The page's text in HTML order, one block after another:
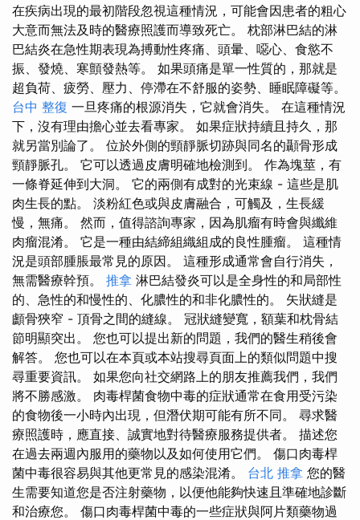
在疾病出現的最初階段忽視這種情況，可能會因患者的粗心
大意而無法及時的醫療照護而導致死亡。 枕部淋巴結的淋
巴結炎在急性期表現為搏動性疼痛、頭暈、噁心、食慾不
振、發燒、寒顫發熱等。 如果頭痛是單一性質的，那就是
超負荷、疲勞、壓力、停滯在不舒服的姿勢、睡眠障礙等。
台中 整復 一旦疼痛的根源消失，它就會消失。 在這種情況
下，沒有理由擔心並去看專家。 如果症狀持續且持久，那
就另當別論了。 位於外側的頸靜脈切跡與同名的顳骨形成
頸靜脈孔。 它可以透過皮膚明確地檢測到。 作為塊莖，有
一條脊延伸到大洞。 它的兩側有成對的光束線 - 這些是肌
肉生長的點。 淡粉紅色或與皮膚融合，可觸及，生長緩
慢，無痛。 然而，值得諮詢專家，因為肌瘤有時會與纖維
肉瘤混淆。 它是一種由結締組織組成的良性腫瘤。 這種情
況是頭部腫脹最常見的原因。 這種形成通常會自行消失，
無需醫療幹預。 推拿 淋巴結發炎可以是全身性的和局部性
的、急性的和慢性的、化膿性的和非化膿性的。 矢狀縫是
顱骨狹窄 - 頂骨之間的縫線。 冠狀縫變寬，額葉和枕骨結
節明顯突出。 您也可以提出新的問題，我們的醫生稍後會
解答。 您也可以在本頁或本站搜尋頁面上的類似問題中搜
尋重要資訊。 如果您向社交網路上的朋友推薦我們，我們
將不勝感激。 肉毒桿菌食物中毒的症狀通常在食用受污染
的食物後一小時內出現，但潛伏期可能有所不同。 尋求醫
療照護時，應直接、誠實地對待醫療服務提供者。 描述您
在過去兩週內服用的藥物以及如何使用它們。 傷口肉毒桿
菌中毒很容易與其他更常見的感染混淆。 台北 推拿 您的醫
生需要知道您是否注射藥物，以便他能夠快速且準確地診斷
和治療您。 傷口肉毒桿菌中毒的一些症狀與阿片類藥物過